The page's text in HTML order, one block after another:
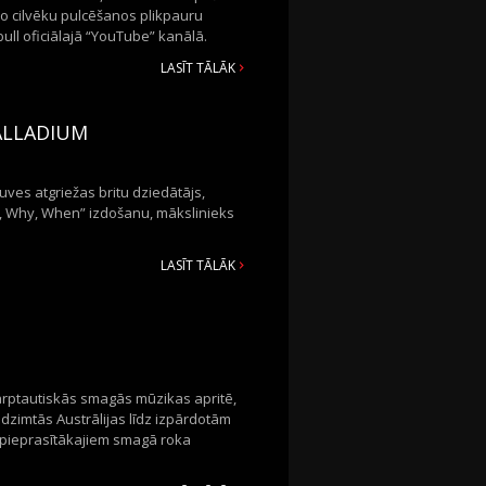
cilvēku pulcēšanos plikpauru
oficiālajā “YouTube” kanālā.
LASĪT TĀLĀK
atgriežas britu dziedātājs,
When” izdošanu, mākslinieks
LASĪT TĀLĀK
smagās mūzikas apritē,
Austrālijas līdz izpārdotām
smagā roka